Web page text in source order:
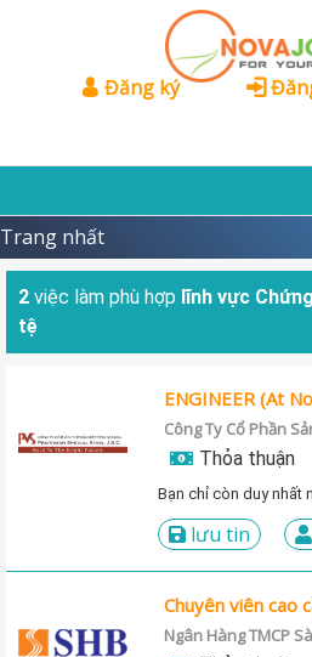
Đăng ký
Trang nhất
2 việc làm phù hợp lĩnh vực
tệ
ENGINEER (At
Thỏa thuận
lưu tin
Ngân Hàng TMCP